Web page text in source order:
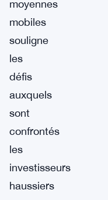
moyennes
mobiles
souligne
les
défis
auxquels
sont
confrontés
les
investisseurs
haussiers